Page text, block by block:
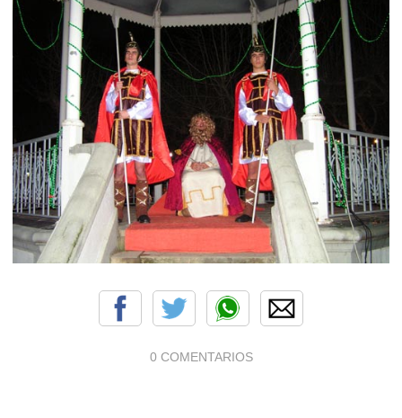
0 COMENTARIOS